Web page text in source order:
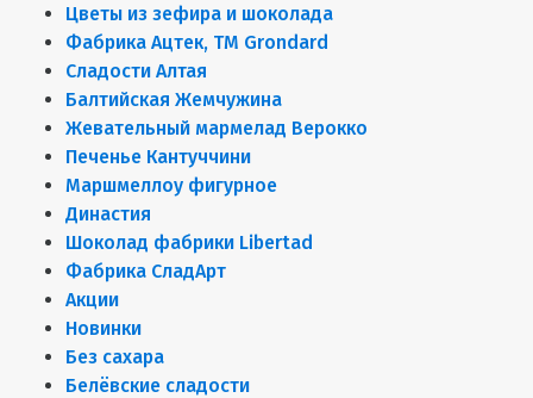
Цветы из зефира и шоколада
Фабрика Ацтек, ТМ Grondard
Сладости Алтая
Балтийская Жемчужина
Жевательный мармелад Верокко
Печенье Кантуччини
Маршмеллоу фигурное
Династия
Шоколад фабрики Libertad
Фабрика СладАрт
Акции
Новинки
Без сахара
Белёвские сладости